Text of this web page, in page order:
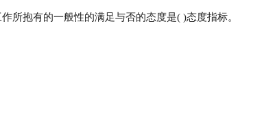
所抱有的一般性的满足与否的态度是( )态度指标。